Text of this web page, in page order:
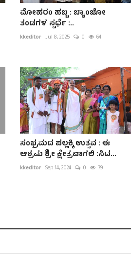
ಮೋಹರಂ ಹಬ್ಬ : ಬ್ಯಾಂಜೋ
ತಂಡಗಳ ಸ್ಪರ್ಧೆ :..
kkeditor Jul 8, 2025 0 64
ಸಂಭ್ರಮದ ಪಲ್ಲಕ್ಕಿ ಉತ್ಸವ : ಈ
ಆಶ್ರಮ ಶ್ರೀ ಕ್ಷೇತ್ರವಾಗಲಿ :ಸಿದ...
kkeditor Sep 14, 2024 0 79